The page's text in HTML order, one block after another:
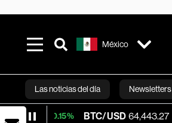
México
Las noticias del día Newsletters
BTC/USD 64,443.27 +0.23%